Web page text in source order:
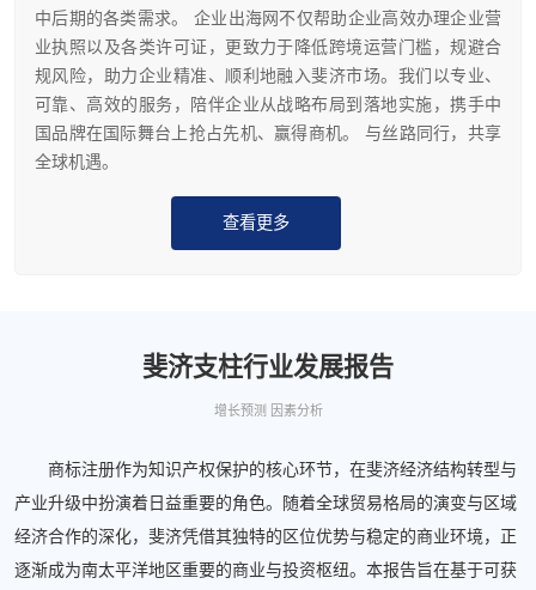
中后期的各类需求。 企业出海网不仅帮助企业高效办理企业营
业执照以及各类许可证，更致力于降低跨境运营门槛，规避合
规风险，助力企业精准、顺利地融入斐济市场。我们以专业、
可靠、高效的服务，陪伴企业从战略布局到落地实施，携手中
国品牌在国际舞台上抢占先机、赢得商机。 与丝路同行，共享
全球机遇。
查看更多
斐济支柱行业发展报告
增长预测 因素分析
商标注册作为知识产权保护的核心环节，在斐济经济结构转型与
产业升级中扮演着日益重要的角色。随着全球贸易格局的演变与区域
经济合作的深化，斐济凭借其独特的区位优势与稳定的商业环境，正
逐渐成为南太平洋地区重要的商业与投资枢纽。本报告旨在基于可获